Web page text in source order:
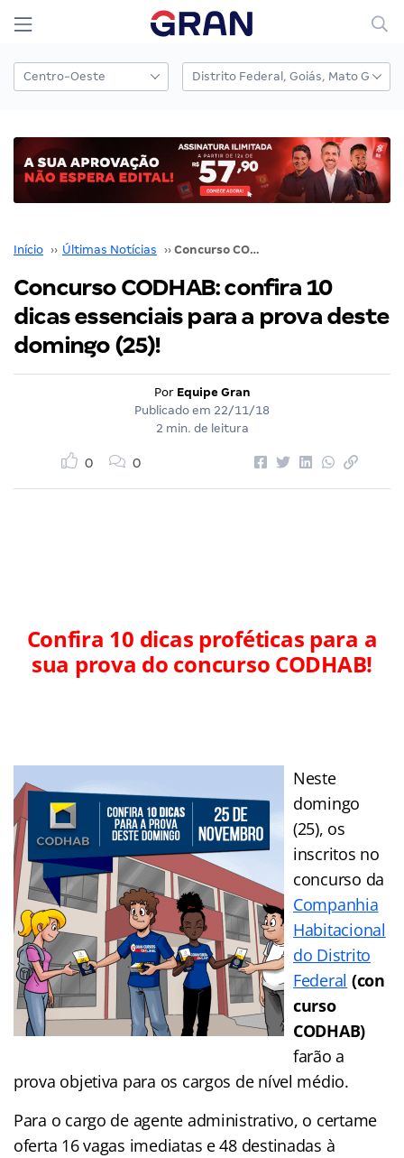
Início ›› Últimas Notícias ›› Concurso CODHAB: confira 10 dicas essenciais para a prova deste domingo (25)!
Concurso CODHAB: confira 10
dicas essenciais para a prova deste
domingo (25)!
Por Equipe Gran
Publicado em 22/11/18
2 min. de leitura
0 0
Confira 10 dicas proféticas para a
sua prova do concurso CODHAB!
Neste
domingo
(25), os
inscritos no
concurso da
Companhia
Habitacional
do Distrito
Federal (con
curso
CODHAB)
farão a
prova objetiva para os cargos de nível médio.
Para o cargo de agente administrativo, o certame
oferta 16 vagas imediatas e 48 destinadas à